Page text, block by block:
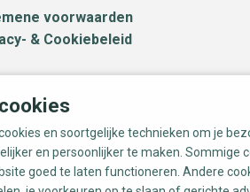
voorwaarden
& Cookiebeleid
en soortgelijke technieken om je
en persoonlijker te maken. Sommige
goed te laten functioneren. Andere